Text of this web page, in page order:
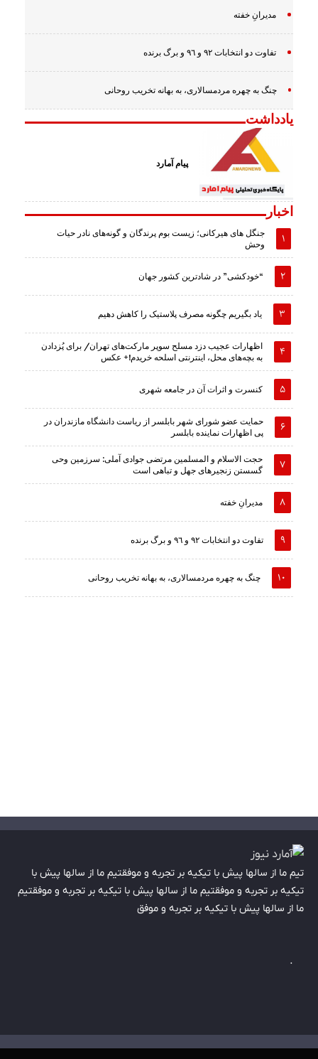
مدیرانِ خفته
تفاوت دو انتخابات ٩٢ و ٩٦ و برگ برنده
چنگ به چهره مردمسالاری، به بهانه تخریب روحانی
یادداشت
پیام آمارد
اخبار
جنگل های هیرکانی؛ زیست بوم پرندگان و گونه‌های نادر حیات
وحش
“خودکشی” در شادترین کشور جهان
یاد بگیریم چگونه مصرف پلاستیک را کاهش دهیم
اظهارات عجیب دزد مسلح سوپر مارکت‌های تهران/ برای پُزدادن
به بچه‌های محل، اینترنتی اسلحه خریدم!+ عکس
کنسرت و اثرات آن در جامعه شهری
حمایت عضو شورای شهر بابلسر از ریاست دانشگاه مازندران در
پی اظهارات نماینده بابلسر
حجت الاسلام و المسلمین مرتضی جوادی آملی: سرزمین وحى
گسستن زنجیرهاى جهل و تباهى است
مدیرانِ خفته
تفاوت دو انتخابات ٩٢ و ٩٦ و برگ برنده
چنگ به چهره مردمسالاری، به بهانه تخریب روحانی
تیم ما از سالها پیش با تیکیه بر تجربه و موفقتیم ما از سالها پیش با
تیکیه بر تجربه و موفقتیم ما از سالها پیش با تیکیه بر تجربه و موفقتیم
ما از سالها پیش با تیکیه بر تجربه و موفق
.